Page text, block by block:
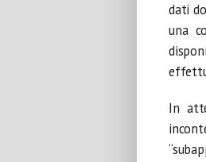
dati
una
In